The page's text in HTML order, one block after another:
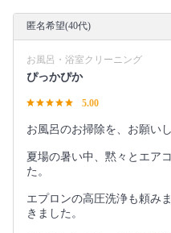
匿名希望(40代)
お風呂・浴室クリーニング
ぴっかぴか
5.00
お風呂のお掃除を、お願いし
夏場の暑い中、黙々とエア
た。
エプロンの高圧洗浄も頼み
きました。